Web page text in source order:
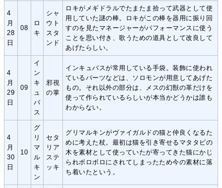
4
月
28
日
08
ロ
キ
シャ
ウト
スタ
ンド
ロキがメギドラルでたまたま拾って武器として使
用していた謎の棒。ロキがこの棒を器用に振り回
すのを見たマネージャーがパフォーマンスに使う
ことを思い付き、歌うための道具として改良して
あげたらしい。
4
月
29
日
09
イ
ン
キ
ュ
バ
ス
邪視
の掌
インキュバスが常用している手袋。装飾に使われ
ているパーツなどは、ソロモンが用意してあげた
もの。それ以外の部分は、メスの幻獣の革だけを
使って作られているらしいが本当かどうかは誰も
わからない。
4
月
30
日
10
グ
リ
マ
ル
キ
ン
セタ
リア
ステ
ッキ
グリマルキンがヴァイガルドの猫と仲良くなるた
めに考えた杖。最初は猫を引き寄せるマタタビの
木を素材として使っていたが寄ってきた猫にかじ
られボロボロにされてしまったため今の素材に落
ち着いたという。